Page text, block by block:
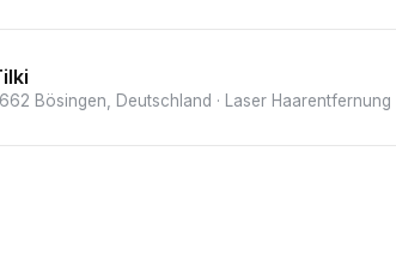
Bösingen, Deutschland · Laser Haarentfernung